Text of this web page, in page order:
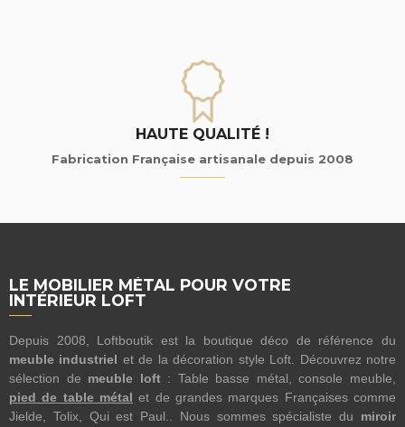
HAUTE QUALITÉ !
Fabrication Française artisanale depuis 2008
LE MOBILIER MÉTAL POUR VOTRE
INTÉRIEUR LOFT
Depuis 2008, Loftboutik est la boutique déco de référence du
meuble industriel et de la décoration style Loft. Découvrez notre
sélection de meuble loft: Table basse métal, console meuble,
pied de table métal et de grandes marques Françaises comme
Jielde, Tolix, Qui est Paul.. Nous sommes spécialiste du miroir